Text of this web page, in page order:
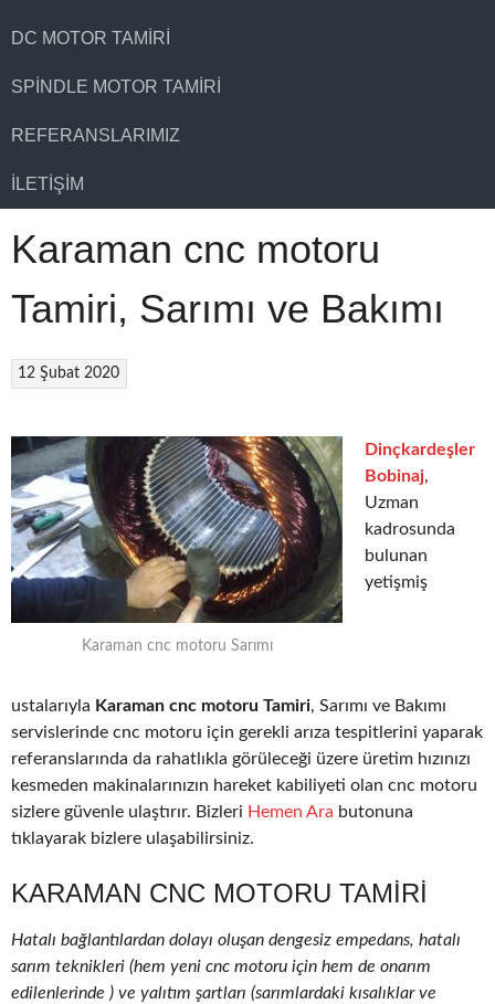
DC MOTOR TAMIRI
SPINDLE MOTOR TAMIRI
REFERANSLARIMIZ
İLETIŞIM
Karaman cnc motoru
Tamiri, Sarımı ve Bakımı
12 Şubat 2020
Karaman cnc motoru Sarımı
Dinçkardeşler
Bobinaj,
Uzman
kadrosunda
bulunan
yetişmiş
ustalarıyla Karaman cnc motoru Tamiri, Sarımı ve Bakımı
servislerinde cnc motoru için gerekli arıza tespitlerini yaparak
referanslarında da rahatlıkla görüleceği üzere üretim hızınızı
kesmeden makinalarınızın hareket kabiliyeti olan cnc motoru
sizlere güvenle ulaştırır. Bizleri Hemen Ara butonuna
tıklayarak bizlere ulaşabilirsiniz.
KARAMAN CNC MOTORU TAMIRI
Hatalı bağlantılardan dolayı oluşan dengesiz empedans, hatalı
sarım teknikleri (hem yeni cnc motoru için hem de onarım
edilenlerinde ) ve yalıtım şartları (sarımlardaki kısalıklar ve